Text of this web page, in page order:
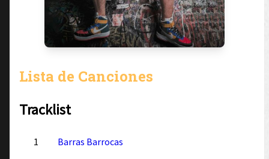
Lista de Canciones
Tracklist
1 Barras Barrocas